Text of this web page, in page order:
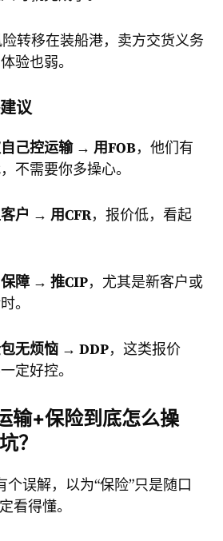
转移在装船港，卖方交货义务
验也弱。
议
己控运输 → 用FOB，他们有
不需要你多操心。
户 → 用CFR，报价低，看起
障 → 推CIP，尤其是新客户或
。
无烦恼 → DDP，这类报价
定好控。
输+保险到底怎么操
？
误解，以为“保险”只是随口
看得懂。